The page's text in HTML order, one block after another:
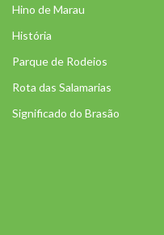
Hino de Marau
História
Parque de Rodeios
Rota das Salamarias
Significado do Brasão